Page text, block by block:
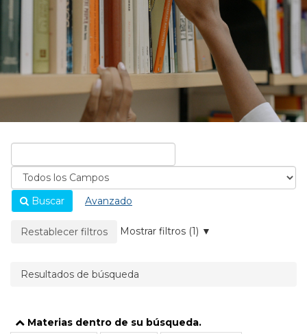
Buscar
Avanzado
La página se recargará cuando se elimine un filtro.
Restablecer filtros Mostrar filtros (1)
Resultados de búsqueda
Materias dentro de su búsqueda.